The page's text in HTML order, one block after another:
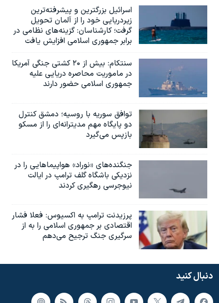
اسرائيل بزرگترین و پیشرفته‌ترین
زیردریایی خود را از آلمان تحویل
گرفت؛ کارشناسان: گزینه‌های نظامی در
برابر جمهوری اسلامی افزایش یافت
سنتکام: بیش از ۲۰ کشتی جنگی آمریکا
در ماموریت محاصره دریایی علیه
جمهوری اسلامی حضور دارند
توافق سوریه با روسیه؛ دمشق کنترل
دو پایگاه مهم مدیترانه‌ای را از مسکو
بازپس می‌گیرد
جنگنده‌های «نوراد» هواپیماهایی را در
نزدیکی باشگاه گلف ترامپ در ایالت
نیوجرسی رهگیری کردند
پرزیدنت ترامپ به اکسیوس: فعلا فشار
اقتصادی بر جمهوری اسلامی را به از
سرگیری جنگ ترجیح می‌دهم
دنبال کنید